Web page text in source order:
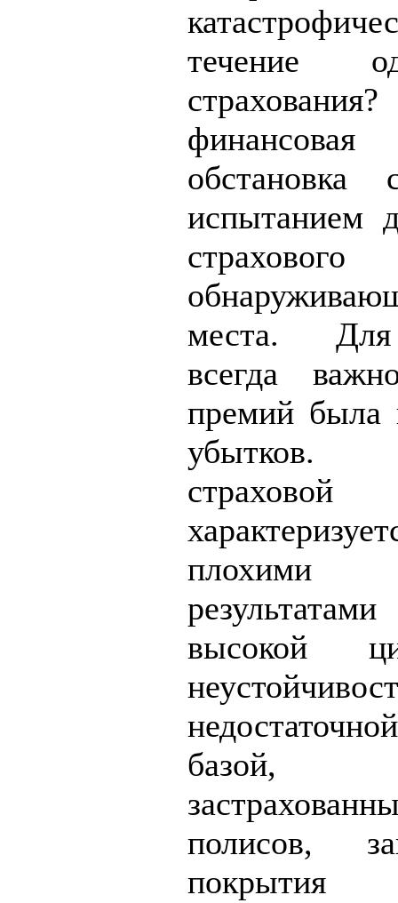
течение
финансовая
обстановка
испытанием
места. Для
всегда
премий
убытков.
плохими
высокой
базой,
полисов,
покрытия